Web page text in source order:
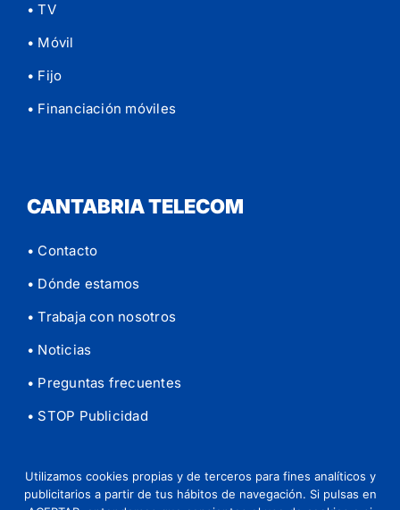
• TV
• Móvil
• Fijo
• Financiación móviles
CANTABRIA TELECOM
• Contacto
• Dónde estamos
• Trabaja con nosotros
• Noticias
• Preguntas frecuentes
• STOP Publicidad
© 2026 Cantabria Telecom | Aviso legal Política de
Utilizamos cookies propias y de terceros para fines analíticos y
publicitarios a partir de tus hábitos de navegación. Si pulsas en